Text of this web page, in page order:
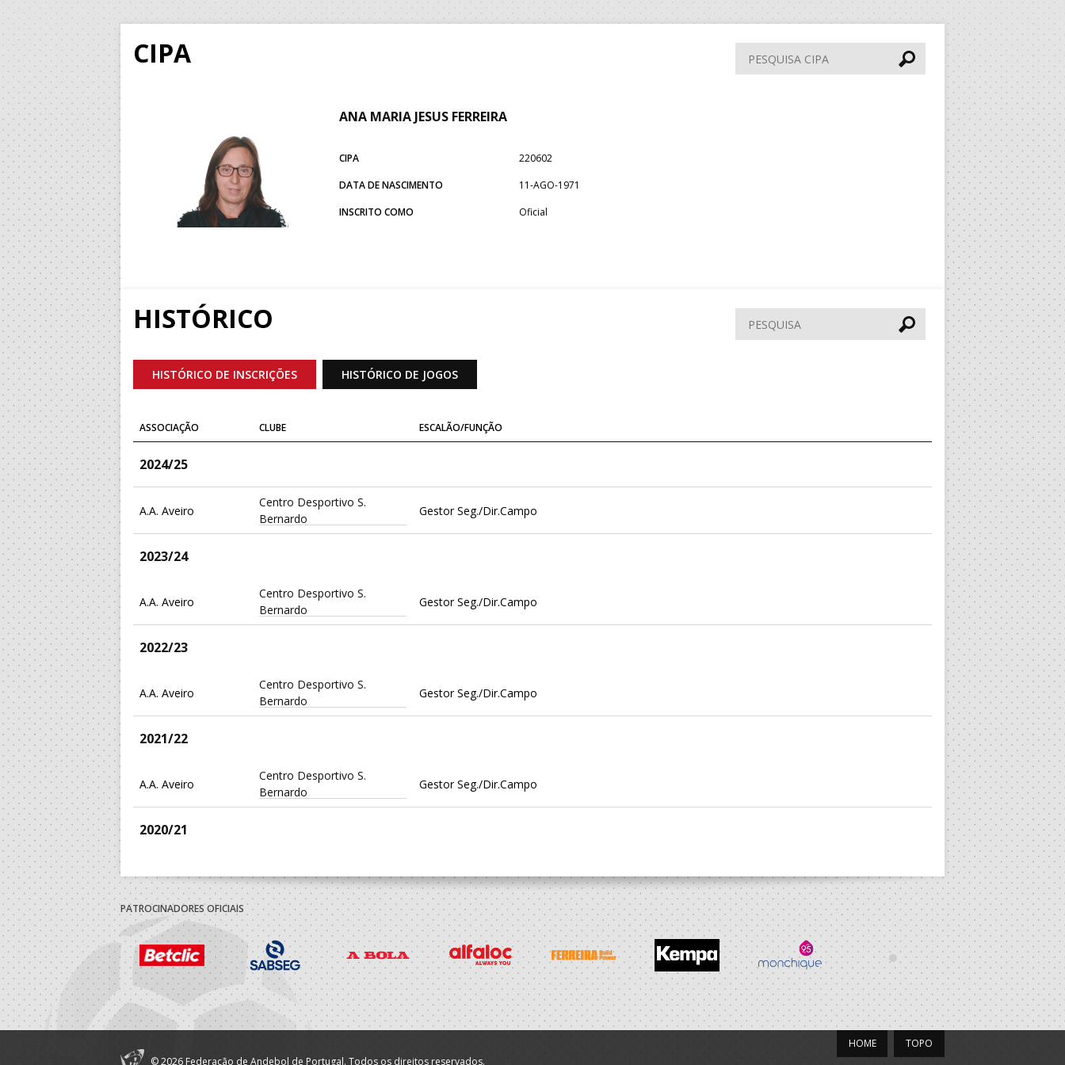
CIPA
Pesquisa
CIPA
ANA MARIA JESUS FERREIRA
CIPA
220602
DATA DE NASCIMENTO
11-AGO-1971
INSCRITO COMO
Oficial
HISTÓRICO Pesquisar
HISTÓRICO DE INSCRIÇÕES HISTÓRICO DE JOGOS
ASSOCIAÇÃO CLUBE ESCALÃO/FUNÇÃO
2024/25
A.A. Aveiro
Centro Desportivo S.
Bernardo
Gestor Seg./Dir.Campo
2023/24
A.A. Aveiro
Centro Desportivo S.
Bernardo
Gestor Seg./Dir.Campo
2022/23
A.A. Aveiro
Centro Desportivo S.
Bernardo
Gestor Seg./Dir.Campo
2021/22
A.A. Aveiro
Centro Desportivo S.
Bernardo
Gestor Seg./Dir.Campo
2020/21
A.A. Aveiro
Bernardo
Gestor Seg./Dir.Campo
2019/20
A.A. Aveiro
Centro Desportivo S.
Bernardo
Gestor Seg./Dir.Campo
2018/19
A.A. Aveiro Gestor Seg./Dir.Campo
PATROCINADORES OFICIAIS
TOPO
HOME
© 2026 Federação de Andebol de Portugal. Todos os direitos reservados.